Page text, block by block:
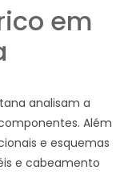
em
analisam a
Além
e esquemas
e cabeamento